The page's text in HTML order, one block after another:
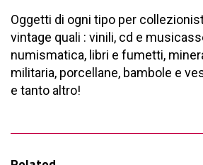
Oggetti di ogni tipo per
vintage quali : vinili, cd e
numismatica, libri e fumetti,
militaria, porcellane, bambole e
e tanto altro!